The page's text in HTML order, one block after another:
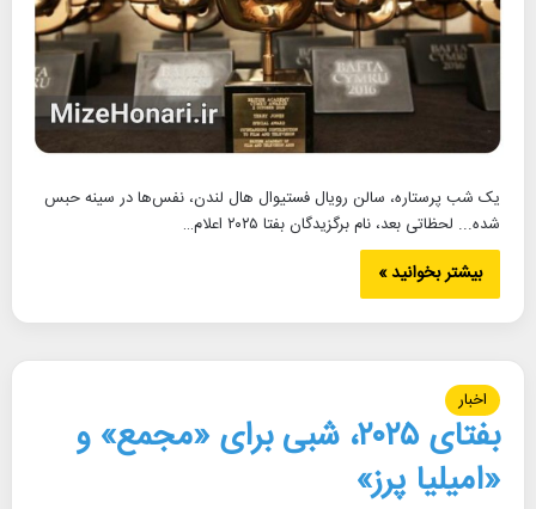
یک شب پرستاره، سالن رویال فستیوال هال لندن، نفس‌ها در سینه حبس
شده... لحظاتی بعد، نام برگزیدگان بفتا ۲۰۲۵ اعلام…
بیشتر بخوانید »
اخبار
بفتای ۲۰۲۵، شبی برای «مجمع» و
«امیلیا پرز»